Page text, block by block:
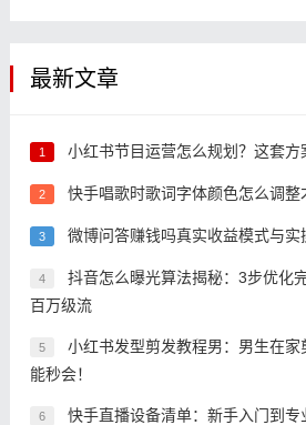
最新文章
1 小红书节目运营怎么规划？这套方
2 快手唱歌时歌词字体颜色怎么调整
3 微博问答赚钱吗真实收益模式与实
4
抖音怎么曝光算法揭秘：3步优化
百万级流
5
小红书发型剪发教程男：男生在
能秒会！
6
快手直播设备清单：新手入门到